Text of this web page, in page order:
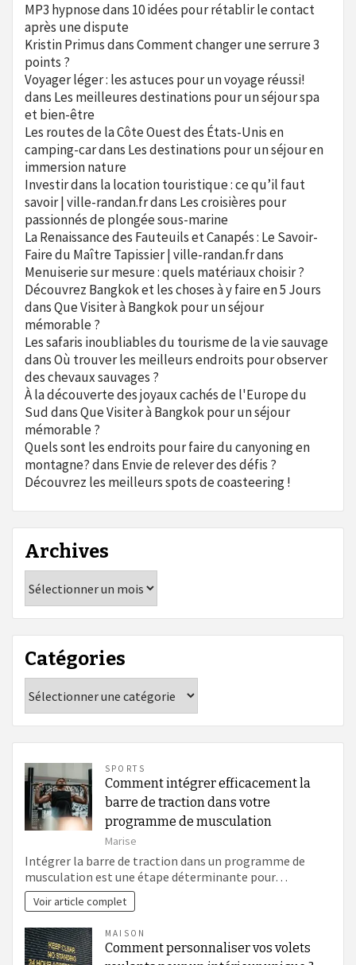
MP3 hypnosedans 10 idées pour rétablir le contact
après une dispute
Kristin PrimusdansComment changer une serrure 3
points ?
Voyager léger : les astuces pour un voyage réussi!
dans Les meilleures destinations pour un séjour spa
et bien-être
Les routes de la Côte Ouest des États-Unis en
camping-cardans Les destinations pour un séjour en
immersion nature
Investir dans la location touristique : ce qu’il faut
savoir | ville-randan.frdans Les croisières pour
passionnés de plongée sous-marine
La Renaissance des Fauteuils et Canapés : Le Savoir-
Faire du Maître Tapissier | ville-randan.frdans
Menuiserie sur mesure : quels matériaux choisir ?
Découvrez Bangkok et les choses à y faire en 5 Jours
dansQue Visiter à Bangkok pour un séjour
mémorable ?
Les safaris inoubliables du tourisme de la vie sauvage
dansOù trouver les meilleurs endroits pour observer
des chevaux sauvages ?
À la découverte des joyaux cachés de l'Europe du
SuddansQue Visiter à Bangkok pour un séjour
mémorable ?
Quels sont les endroits pour faire du canyoning en
montagne?dans Envie de relever des défis ?
Découvrez les meilleurs spots de coasteering !
Archives
Catégories
SPORTS
Comment intégrer efficacement la
barre de traction dans votre
programme de musculation
Marise
Intégrer la barre de traction dans un programme de
musculation est une étape déterminante pour…
Voir article complet
MAISON
Comment personnaliser vos volets